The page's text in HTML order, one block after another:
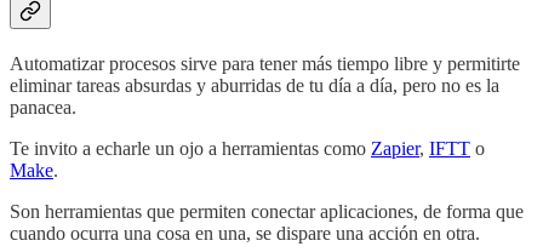
Automatizar procesos sirve para tener más tiempo libre y permitirte
eliminar tareas absurdas y aburridas de tu día a día, pero no es la
panacea.
Te invito a echarle un ojo a herramientas como Zapier, IFTT o
Make.
Son herramientas que permiten conectar aplicaciones, de forma que
cuando ocurra una cosa en una, se dispare una acción en otra.